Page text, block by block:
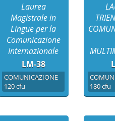
Laurea
Magistrale in
Lingue per la
Comunicazione
Internazionale
LM-38
COMUNICAZIONE
120 cfu
180 cfu